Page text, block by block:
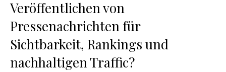
Veröffentlichen von
Pressenachrichten für
Sichtbarkeit, Rankings und
nachhaltigen Traffic?